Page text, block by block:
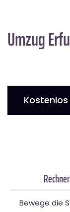
Umzug
Bewege die